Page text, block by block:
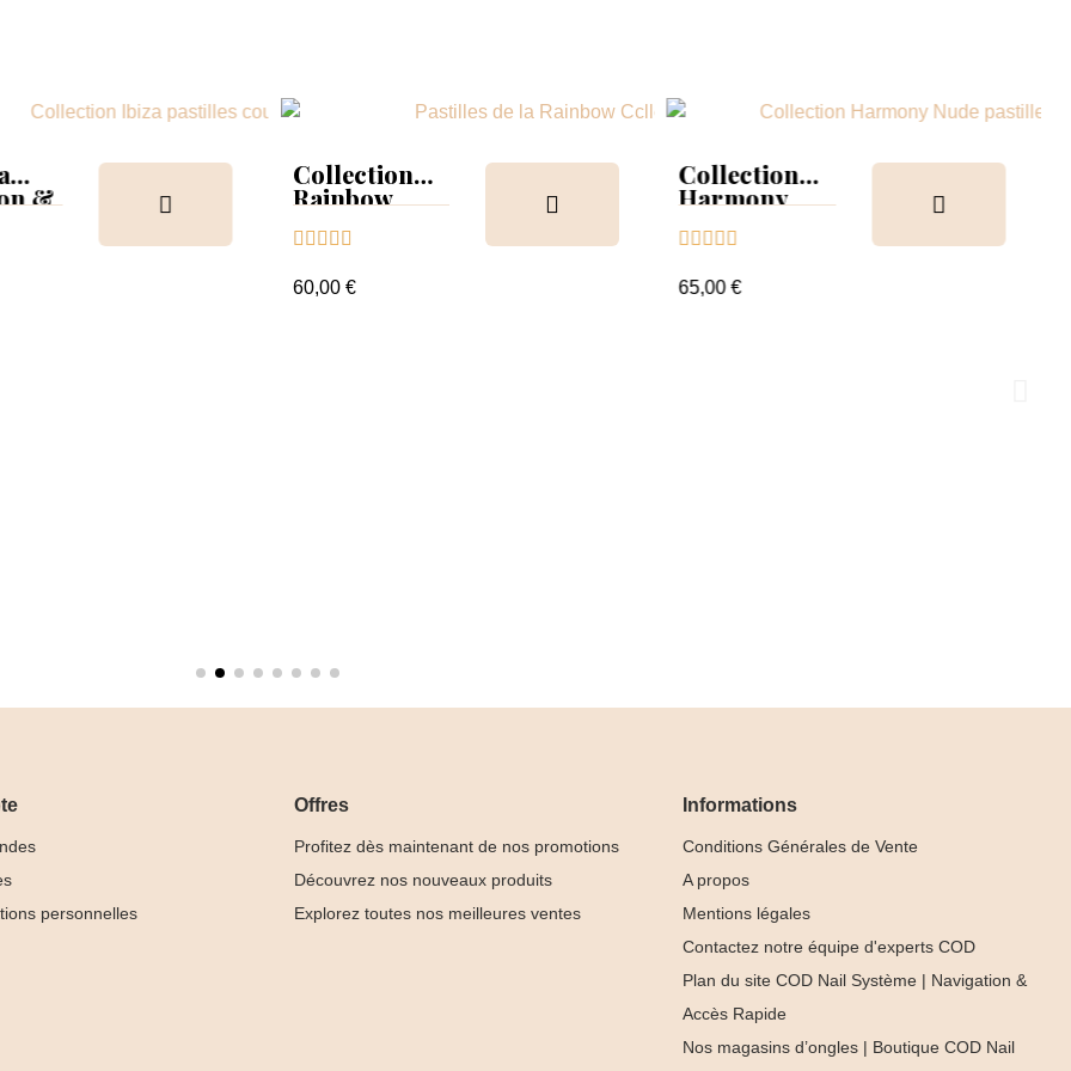
&
Collection
Rainbow
nuancier
    
60,00 €
Collection
Harmony
nuancier
    
65,00 €
personnelles
Offres
Profitez dès maintenant de nos promotions
Découvrez nos nouveaux produits
Explorez toutes nos meilleures ventes
Informations
Conditions Générales de Vente
A propos
Mentions légales
Contactez notre équipe d'experts COD
Plan du site COD Nail Système | Navigation &
Accès Rapide
Nos magasins d’ongles | Boutique COD Nail